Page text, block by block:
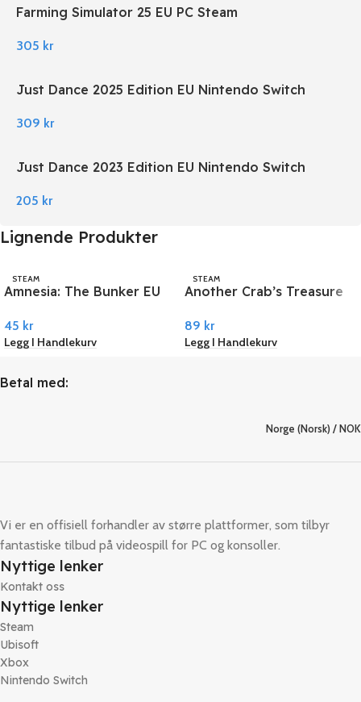
Farming Simulator 25 EU PC Steam
305 kr
Just Dance 2025 Edition EU Nintendo Switch
309 kr
Just Dance 2023 Edition EU Nintendo Switch
205 kr
Lignende Produkter
STEAM
Amnesia: The Bunker EU
45 kr
Legg I Handlekurv
STEAM
Another Crab’s Treasure
89 kr
Legg I Handlekurv
Betal med:
Norge (Norsk) / NOK
Vi er en offisiell forhandler av større plattformer, som tilbyr
fantastiske tilbud på videospill for PC og konsoller.
Nyttige lenker
Kontakt oss
Nyttige lenker
Steam
Ubisoft
Xbox
Nintendo Switch